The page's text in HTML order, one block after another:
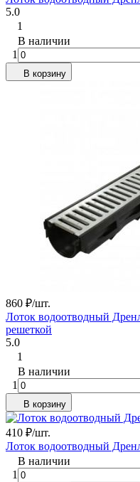
5.0
1
В наличии
1
В корзину
860 ₽/шт.
Лоток водоотводный
решеткой
5.0
1
В наличии
1
В корзину
410 ₽/шт.
Лоток водоотводный
В наличии
1